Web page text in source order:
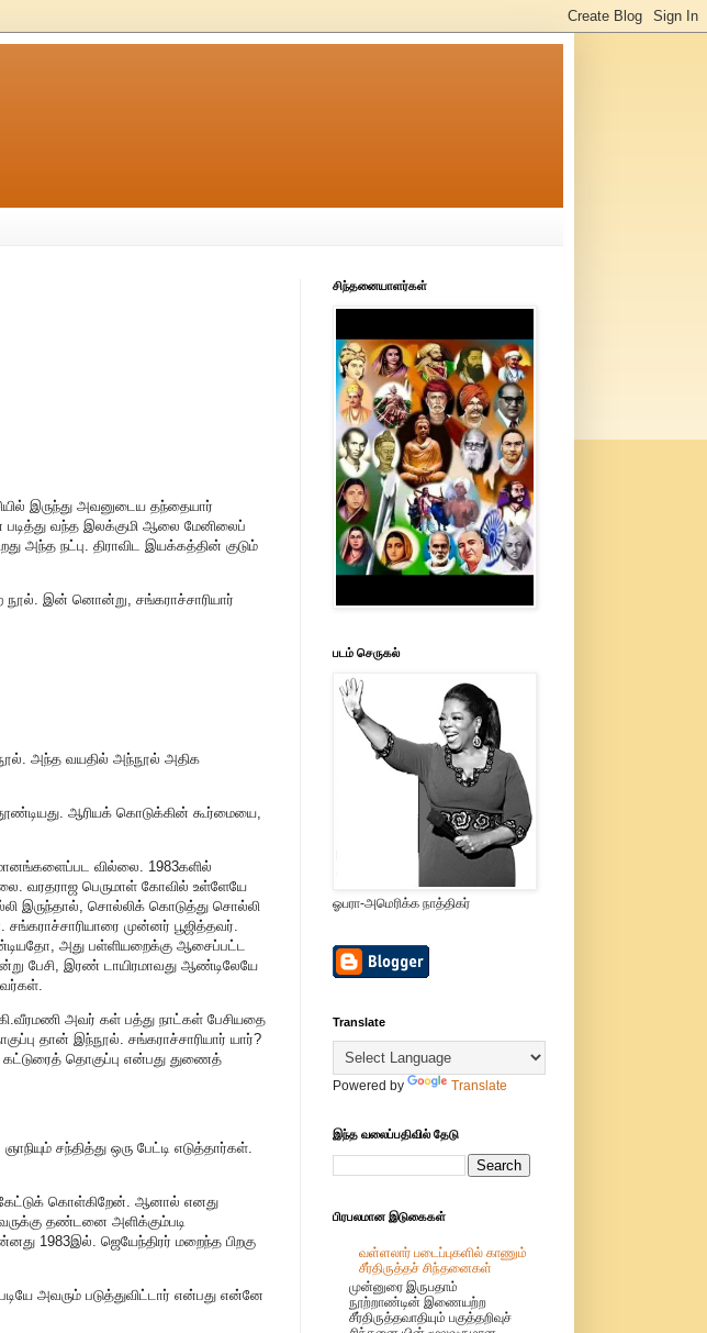
இருந்து அவனுடைய தந்தையார்
படித்து வந்த இலக்குமி ஆலை மேனிலைப்
நட்பு. திராவிட இயக்கத்தின் குடும்
நூல். இன் னொன்று, சங்கராச்சாரியார்
நூல். அந்த வயதில் அந்நூல் அதிக
தூண்டியது. ஆரியக் கொடுக்கின் கூர்மையை,
வில்லை. 1983களில்
வரதராஜ பெருமாள் கோவில் உள்ளேயே
இருந்தால், சொல்லிக் கொடுத்து சொல்லி
முன்னர் பூஜித்தவர்.
அது பள்ளியறைக்கு ஆசைப்பட்ட
பேசி, இரண் டாயிரமாவது ஆண்டிலேயே
கி.வீரமணி அவர் கள் பத்து நாட்கள் பேசியதை
தான் இந்நூல். சங்கராச்சாரியார் யார்?
கட்டுரைத் தொகுப்பு என்பது துணைத்
சந்தித்து ஒரு பேட்டி எடுத்தார்கள்.
கொள்கிறேன். ஆனால் எனது
தண்டனை அளிக்கும்படி
1983இல். ஜெயேந்திரர் மறைந்த பிறகு
அவரும் படுத்துவிட்டார் என்பது என்னே
சிந்தனையாளர்கள்
படம் செருகல்
ஓபரா-அமெரிக்க நாத்திகர்
Translate
Powered by Translate
இந்த வலைப்பதிவில் தேடு
பிரபலமான இடுகைகள்
வள்ளலார் படைப்புகளில் காணும்
சீர்திருத்தச் சிந்தனைகள்
முன்னுரை இருபதாம்
நூற்றாண்டின் இணையற்ற
சீர்திருத்தவாதியும் பகுத்தறிவுச்